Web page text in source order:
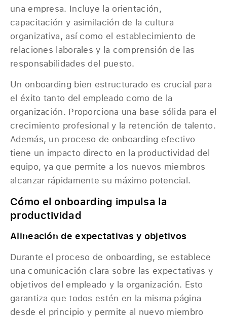
una empresa. Incluye la orientación,
capacitación y asimilación de la cultura
organizativa, así como el establecimiento de
relaciones laborales y la comprensión de las
responsabilidades del puesto.
Un onboarding bien estructurado es crucial para
el éxito tanto del empleado como de la
organización. Proporciona una base sólida para el
crecimiento profesional y la retención de talento.
Además, un proceso de onboarding efectivo
tiene un impacto directo en la productividad del
equipo, ya que permite a los nuevos miembros
alcanzar rápidamente su máximo potencial.
Cómo el onboarding impulsa la
productividad
Alineación de expectativas y objetivos
Durante el proceso de onboarding, se establece
una comunicación clara sobre las expectativas y
objetivos del empleado y la organización. Esto
garantiza que todos estén en la misma página
desde el principio y permite al nuevo miembro